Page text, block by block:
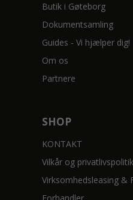
Butik i Gøteborg
Dokumentsamling
Guides - Vi hjælper dig!
Om os
Partnere
SHOP
KONTAKT
Vilkår og privatlivspolitik
Virksomhedsleasing &